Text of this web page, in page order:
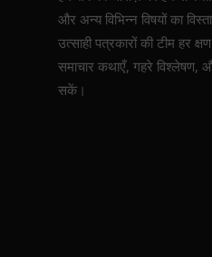
और अन्य विभिन्न विषयों का
उत्साही पत्रकारों की टीम हर
समाचार कथाएँ, गहरे विश्लेषण,
सकें।